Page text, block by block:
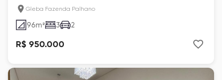
Tresor Residence
Gleba Fazenda Palhano
96m² 3 2
R$ 950.000